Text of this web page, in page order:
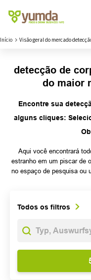
Início Visão geral do mercado
detecção de
do maior
Encontre sua
alguns cliques:
Aqui você encontrará
estranho em um piscar de
no espaço de pesquisa ou
Todos os filtros